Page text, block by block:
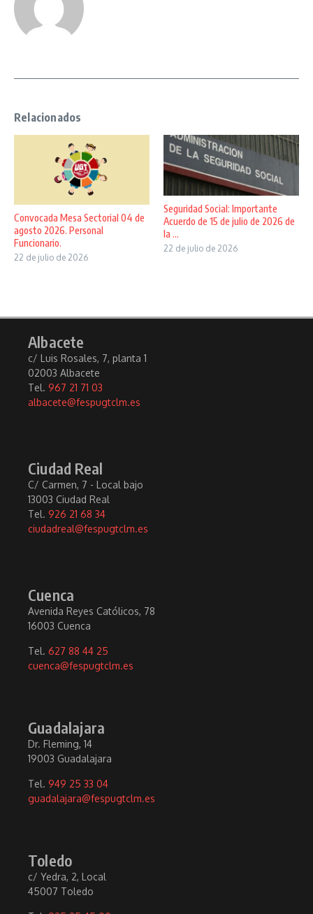
Relacionados
Convocada Mesa Sectorial 04 de
agosto 2026. Personal
Funcionario.
22 de julio de 2026
Seguridad Social: Importante
Acuerdo de 15 de julio de 2026 de
la ...
22 de julio de 2026
Albacete
c/ Luis Rosales, 7, planta 1
02003 Albacete
Tel. 967 21 71 03
albacete@fespugtclm.es
Ciudad Real
C/ Carmen, 7 - Local bajo
13003 Ciudad Real
Tel. 926 21 68 34
ciudadreal@fespugtclm.es
Cuenca
Avenida Reyes Católicos, 78
16003 Cuenca
Tel. 627 88 44 25
cuenca@fespugtclm.es
Guadalajara
Dr. Fleming, 14
19003 Guadalajara
Tel. 949 25 33 04
guadalajara@fespugtclm.es
Toledo
c/ Yedra, 2, Local
45007 Toledo